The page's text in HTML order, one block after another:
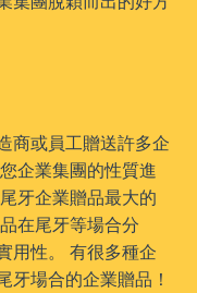
商或員工贈送許多企
企業集團的性質進
牙企業贈品最大的
在尾牙等場合分
用性。 有很多種企
牙場合的企業贈品！